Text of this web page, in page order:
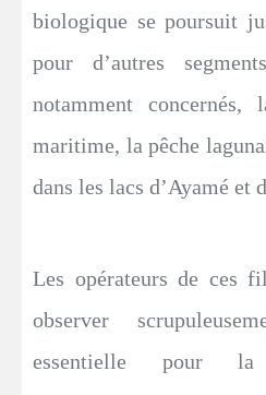
biologique se poursuit
pour d’autres
notamment concernés,
maritime, la pêche
dans les lacs d’Ayamé et
Les opérateurs de ces
observer
essentielle pour la